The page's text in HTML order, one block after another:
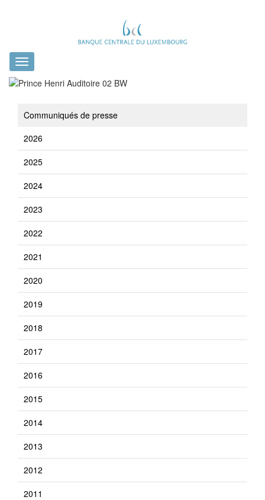
Toggle
navigation
Communiqués de presse
2026
2025
2024
2023
2022
2021
2020
2019
2018
2017
2016
2015
2014
2013
2012
2011